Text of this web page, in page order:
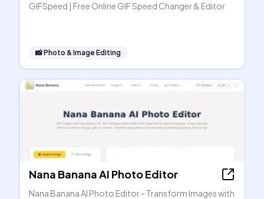
GIFSpeed | Free Online GIF Speed Changer & Editor
📸Photo & Image Editing
Nana Banana AI Photo Editor
Nana Banana AI Photo Editor - Transform Images with